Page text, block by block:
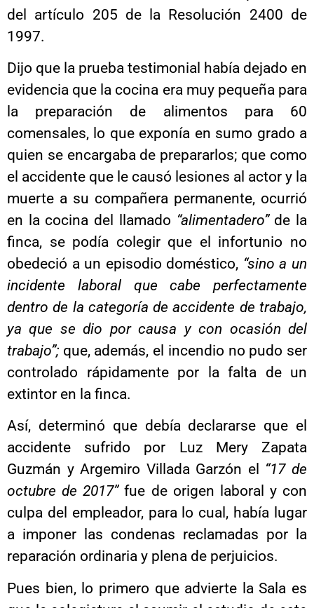
del artículo 205 de la Resolución 2400 de
1997.
Dijo que la prueba testimonial había dejado en
evidencia que la cocina era muy pequeña para
la preparación de alimentos para 60
comensales, lo que exponía en sumo grado a
quien se encargaba de prepararlos; que como
el accidente que le causó lesiones al actor y la
muerte a su compañera permanente, ocurrió
en la cocina del llamado “alimentadero”de la
finca, se podía colegir que el infortunio no
obedeció a un episodio doméstico, “sino a un
incidente laboral que cabe perfectamente
dentro de la categoría de accidente de trabajo,
ya que se dio por causa y con ocasión del
trabajo”; que, además, el incendio no pudo ser
controlado rápidamente por la falta de un
extintor en la finca.
Así, determinó que debía declararse que el
accidente sufrido por Luz Mery Zapata
Guzmán y Argemiro Villada Garzón el “17 de
octubre de 2017”fue de origen laboral y con
culpa del empleador, para lo cual, había lugar
a imponer las condenas reclamadas por la
reparación ordinaria y plena de perjuicios.
Pues bien, lo primero que advierte la Sala es